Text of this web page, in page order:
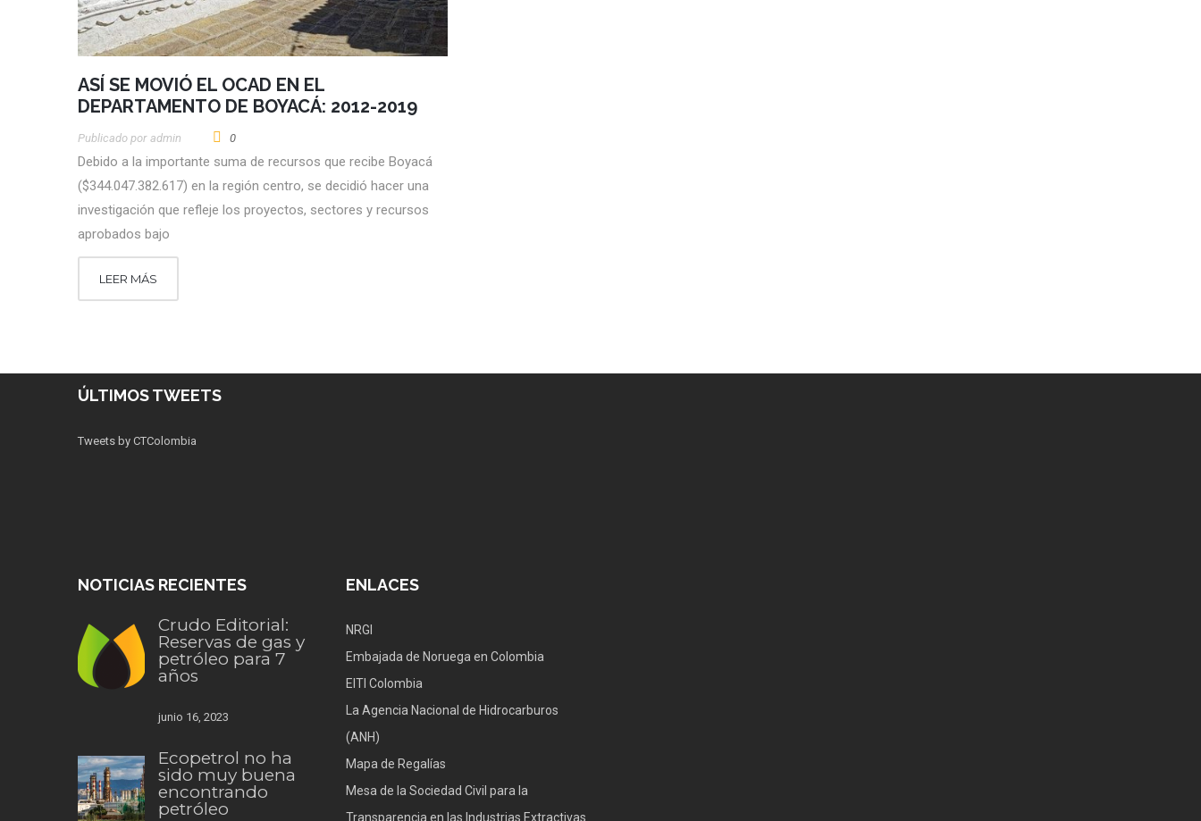
ASÍ SE MOVIÓ EL OCAD EN EL
DEPARTAMENTO DE BOYACÁ: 2012-2019
Publicado por Admin 0
Debido a la importante suma de recursos que recibe Boyacá
($344.047.382.617) en la región centro, se decidió hacer una
investigación que refleje los proyectos, sectores y recursos
aprobados bajo
LEER MÁS
ÚLTIMOS TWEETS
Tweets by CTColombia
NOTICIAS RECIENTES
Crudo Editorial:
Reservas de gas y
petróleo para 7
años
junio 16, 2023
Ecopetrol no ha
sido muy buena
encontrando
petróleo
ENLACES
NRGI
Embajada de Noruega en Colombia
EITI Colombia
La Agencia Nacional de Hidrocarburos
(ANH)
Mapa de Regalías
Mesa de la Sociedad Civil para la
Transparencia en las Industrias Extractivas